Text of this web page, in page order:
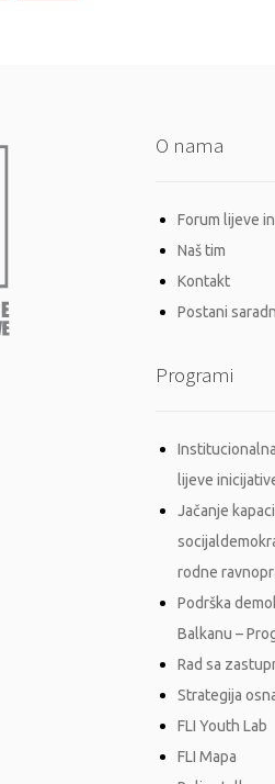
O nama
Forum lijeve
Naš tim
Kontakt
Postani
Programi
lijeve
Jačanje
rodne
Podrška
Balkanu –
Rad sa
Strategija
FLI Youth Lab
FLI Mapa